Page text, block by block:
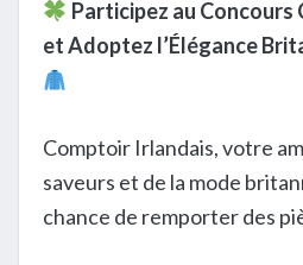
Participez au
et Adoptez l’Élégance
Comptoir Irlandais, votre
saveurs et de la mode
chance de remporter des